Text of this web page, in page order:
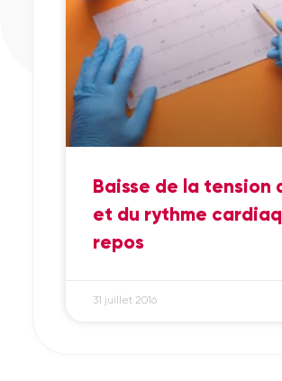
Baisse de la tension
et du rythme
repos
31 juillet 2016